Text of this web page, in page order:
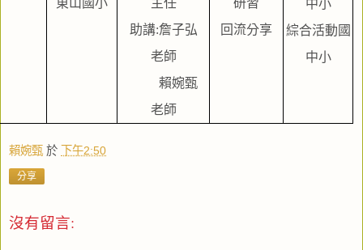
東山國小
主任
助講:詹子弘
老師
老師
研習
回流分享
中小
綜合活動國
中小
賴婉甄 於 下午2:50
分享
沒有留言: